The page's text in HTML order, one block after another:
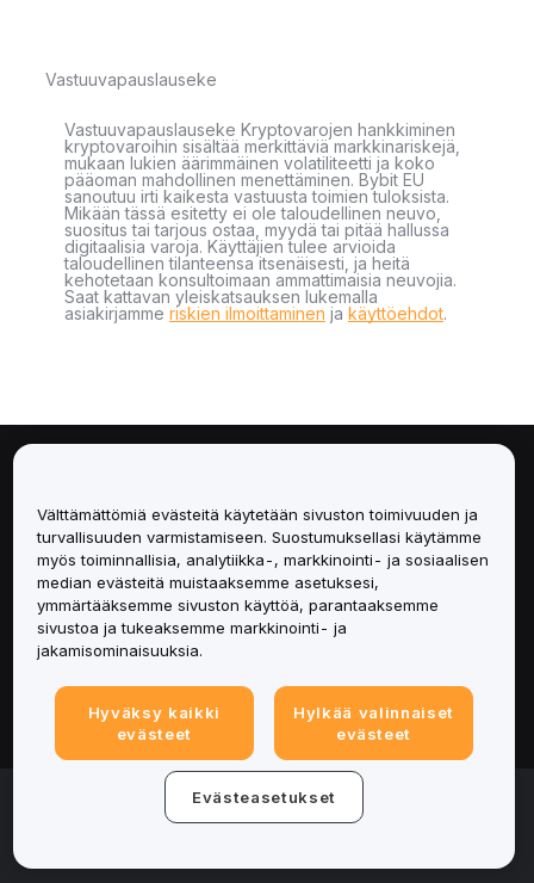
Vastuuvapauslauseke
Vastuuvapauslauseke Kryptovarojen hankkiminen
kryptovaroihin sisältää merkittäviä markkinariskejä,
mukaan lukien äärimmäinen volatiliteetti ja koko
pääoman mahdollinen menettäminen. Bybit EU
sanoutuu irti kaikesta vastuusta toimien tuloksista.
Mikään tässä esitetty ei ole taloudellinen neuvo,
suositus tai tarjous ostaa, myydä tai pitää hallussa
digitaalisia varoja. Käyttäjien tulee arvioida
taloudellinen tilanteensa itsenäisesti, ja heitä
kehotetaan konsultoimaan ammattimaisia neuvojia.
Saat kattavan yleiskatsauksen lukemalla
asiakirjamme riskien ilmoittaminen ja käyttöehdot.
Palvelut
Tuki
Tuotteet
Lakiasiat
© 2025-2026 Bybit.eu. Kaikki oikeudet pidätetään.
Välttämättömiä evästeitä käytetään sivuston toimivuuden ja
turvallisuuden varmistamiseen. Suostumuksellasi käytämme
myös toiminnallisia, analytiikka-, markkinointi- ja sosiaalisen
median evästeitä muistaaksemme asetuksesi,
ymmärtääksemme sivuston käyttöä, parantaaksemme
sivustoa ja tukeaksemme markkinointi- ja
jakamisominaisuuksia.
Hyväksy kaikki
evästeet
Hylkää valinnaiset
evästeet
Evästeasetukset